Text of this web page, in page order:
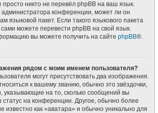
никто не перевёл phpBB на ваш язык.
администратора конференции, может ли он
языковой пакет. Если такого языкового пакета
можете перевести phpBB на свой язык.
вы можете получить на сайте phpBB®.
рядом с моим именем пользователя?
могут присутствовать два изображения.
к вашему званию, обычно это звёздочки,
указывающие на то, сколько сообщений вы
статус на конференции. Другое, обычно более
известно как «аватара» и обычно уникально для